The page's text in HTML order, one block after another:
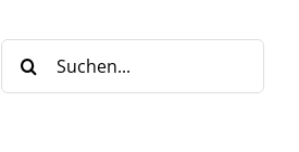
Suche
nach: